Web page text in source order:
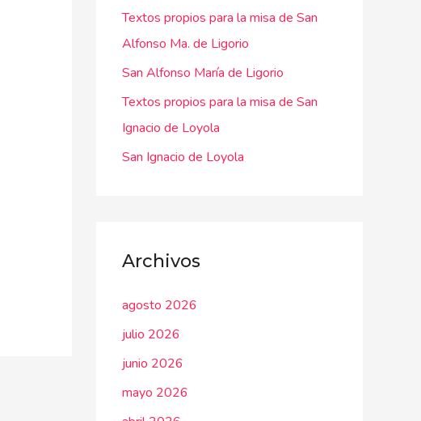
r
:
Textos propios para la misa de San
Alfonso Ma. de Ligorio
San Alfonso María de Ligorio
Textos propios para la misa de San
Ignacio de Loyola
San Ignacio de Loyola
Archivos
agosto 2026
julio 2026
junio 2026
mayo 2026